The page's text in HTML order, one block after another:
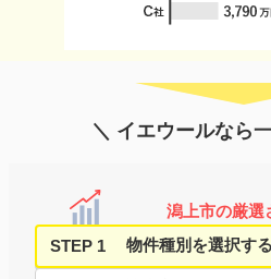
＼ イエウールなら
潟上市の厳選
STEP 1